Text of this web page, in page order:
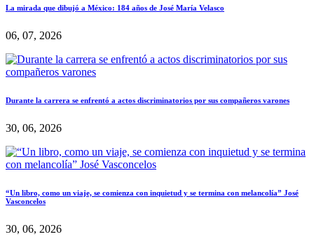
La mirada que dibujó a México: 184 años de José María Velasco
06, 07, 2026
Durante la carrera se enfrentó a actos discriminatorios por sus compañeros varones
30, 06, 2026
“Un libro, como un viaje, se comienza con inquietud y se termina con melancolía” José
Vasconcelos
30, 06, 2026